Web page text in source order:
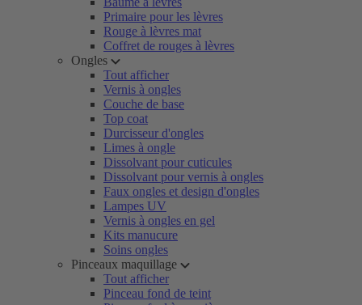
Primaire pour les lèvres
Rouge à lèvres mat
Coffret de rouges à lèvres
Ongles
Tout afficher
Vernis à ongles
Couche de base
Top coat
Durcisseur d'ongles
Limes à ongle
Dissolvant pour cuticules
Dissolvant pour vernis à ongles
Faux ongles et design d'ongles
Lampes UV
Vernis à ongles en gel
Kits manucure
Soins ongles
Pinceaux maquillage
Tout afficher
Pinceau fond de teint